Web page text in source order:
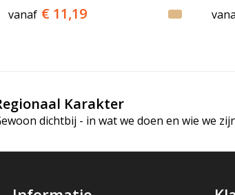
vanaf € 11,19
Karakter
dichtbij - in wat we doen en wie we